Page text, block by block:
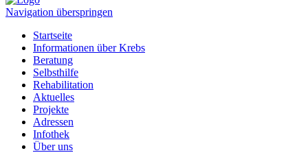
Navigation überspringen
Startseite
Informationen über Krebs
Beratung
Selbsthilfe
Rehabilitation
Aktuelles
Projekte
Adressen
Infothek
Über uns